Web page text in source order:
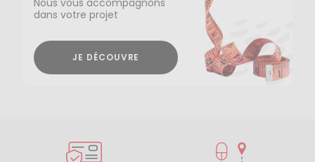
dans votre projet
JE DÉCOUVRE